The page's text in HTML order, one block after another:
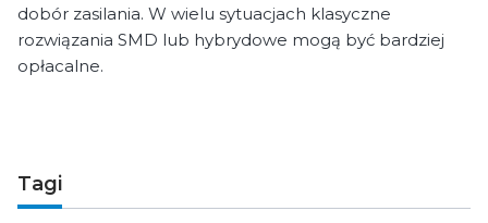
dobór zasilania. W wielu sytuacjach klasyczne
rozwiązania SMD lub hybrydowe mogą być bardziej
opłacalne.
Tagi